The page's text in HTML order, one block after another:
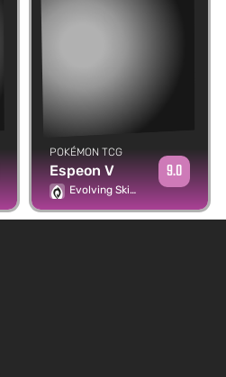
POKÉMON TCG
Espeon V
Evolving Skies
9.0